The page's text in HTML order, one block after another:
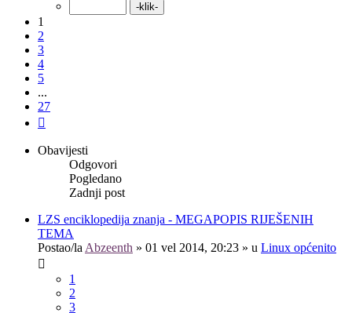
1
2
3
4
5
...
27
Obavijesti
Odgovori
Pogledano
Zadnji post
LZS enciklopedija znanja - MEGAPOPIS RIJEŠENIH
TEMA
Postao/la Abzeenth » 01 vel 2014, 20:23 » u Linux općenito
1
2
3